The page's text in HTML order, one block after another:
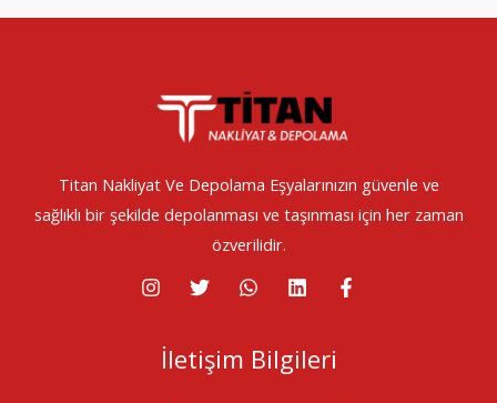
Titan Nakliyat Ve Depolama Eşyalarınızın güvenle ve
sağlıklı bir şekilde depolanması ve taşınması için her zaman
özverilidir.
İletişim Bilgileri